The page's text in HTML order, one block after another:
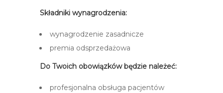
Składniki wynagrodzenia:
wynagrodzenie zasadnicze
premia odsprzedażowa
Do Twoich obowiązków będzie należeć:
profesjonalna obsługa pacjentów